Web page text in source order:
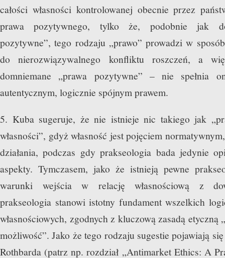
całości własności kontrolowanej obecnie przez
prawa pozytywnego, tylko że, podobnie jak
pozytywne”, tego rodzaju „prawo” prowadzi w
do nierozwiązywalnego konfliktu roszczeń, a
domniemane „prawa pozytywne” – nie spełnia
autentycznym, logicznie spójnym prawem.
5. Kuba sugeruje, że nie istnieje nic takiego jak
własności”, gdyż własność jest pojęciem
działania, podczas gdy prakseologia bada jedynie
aspekty. Tymczasem, jako że istnieją pewne
warunki wejścia w relację własnościową z
prakseologia stanowi istotny fundament wszelkich
własnościowych, zgodnych z kluczową zasadą
możliwość”. Jako że tego rodzaju sugestie pojawiają
Rothbarda (patrz np. rozdział „Antimarket Ethics: A